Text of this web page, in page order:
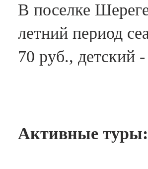
В поселке
летний период
70 руб., детский
Активные туры: